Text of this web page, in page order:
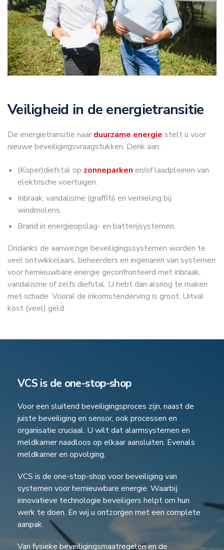
Veiligheid in de energietransitie
De energietransitie naar duurzame energie stelt u voor
nieuwe beveiligingsvraagstukken. Denk aan:
(Koper)diefstal op zonneparken en/of laadpleinen van
elektrische voertuigen.
Inbraak, vandalisme (graffiti) en vernieling bij
windmolens.
Brand in energieopslag- en batterijsystemen.
Ondanks de aanwezige beveiligingssystemen worden te
veel ontwikkelaars, beheerders en eigenaren van systemen
voor hernieuwbare energie geconfronteerd met inbraak,
vandalisme of zelfs diefstal. U hebt dan alsnog te maken
met schade. Vooral de inkomstenderving is groot. Uitval
kost (veel) geld.
VCS is de one-stop-shop
Voor een sluitend beveiligingsproces zijn, naast de
juiste beveiliging en sensor, ook processen en
organisatie cruciaal. U wilt dat alarmsystemen en
meldkamer naadloos op elkaar aansluiten. Evenals
meldkamer en opvolging.
VCS is de one-stop-shop voor beveiliging van
systemen voor hernieuwbare energie. Waarbij
innovatieve technologie beveiligers helpt om hun
werk te doen. En wij u ontzorgen met een complete
aanpak.
Van fysieke beveiligingsmaatregelen en de